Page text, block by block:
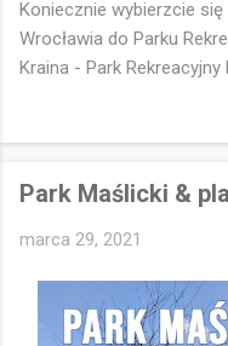
Koniecznie wybierzcie
Wrocławia do Parku
Kraina - Park Rekreacyjny
Strachocin Swojszyce
cieniu drzew Parku
przewodnią smoka
dlugim ogonem z
skakać 😊 Jest górka z
Park Maślicki &
marca 29, 2021